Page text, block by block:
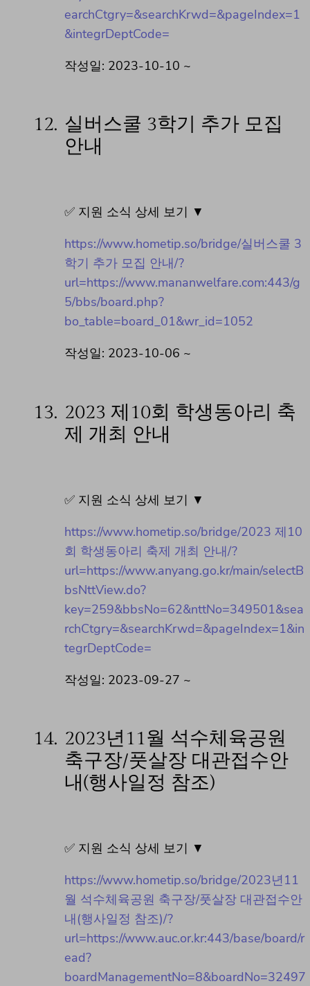
earchCtgry=&searchKrwd=&pageIndex=1
&integrDeptCode=
작성일: 2023-10-10 ~
12. 실버스쿨 3학기 추가 모집
안내
✅ 지원 소식 상세 보기 ▼
https://www.hometip.so/bridge/실버스쿨 3
학기 추가 모집 안내/?
url=https://www.mananwelfare.com:443/g
5/bbs/board.php?
bo_table=board_01&wr_id=1052
작성일: 2023-10-06 ~
13. 2023 제10회 학생동아리 축
제 개최 안내
✅ 지원 소식 상세 보기 ▼
https://www.hometip.so/bridge/2023 제10
회 학생동아리 축제 개최 안내/?
url=https://www.anyang.go.kr/main/selectB
bsNttView.do?
key=259&bbsNo=62&nttNo=349501&sea
rchCtgry=&searchKrwd=&pageIndex=1&in
tegrDeptCode=
작성일: 2023-09-27 ~
14. 2023년11월 석수체육공원
축구장/풋살장 대관접수안
내(행사일정 참조)
✅ 지원 소식 상세 보기 ▼
https://www.hometip.so/bridge/2023년11
월 석수체육공원 축구장/풋살장 대관접수안
내(행사일정 참조)/?
url=https://www.auc.or.kr:443/base/board/r
ead?
boardManagementNo=8&boardNo=32497